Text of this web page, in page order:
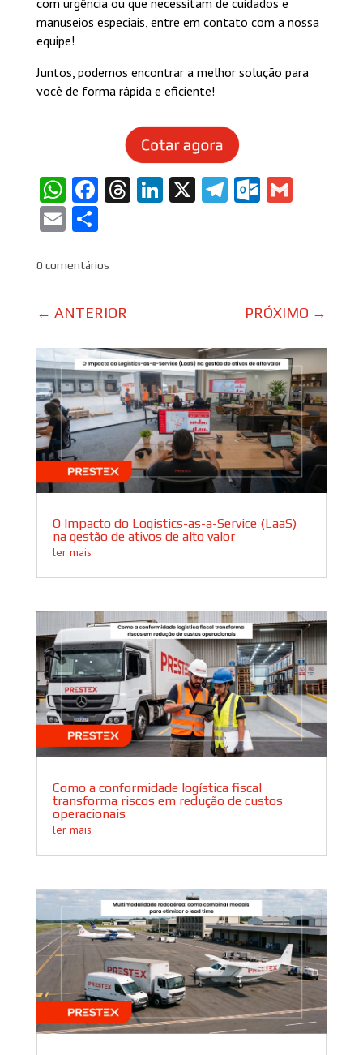
com urgência ou que necessitam de cuidados e
manuseios especiais, entre em contato com a nossa
equipe!
Juntos, podemos encontrar a melhor solução para
você de forma rápida e eficiente!
WhatsApp
Facebook
Threads
LinkedIn
X TelegramGmail
EmailShare
0 comentários
← ANTERIOR PRÓXIMO →
O Impacto do Logistics-as-a-Service (LaaS)
na gestão de ativos de alto valor
ler mais
Como a conformidade logística fiscal
transforma riscos em redução de custos
operacionais
ler mais